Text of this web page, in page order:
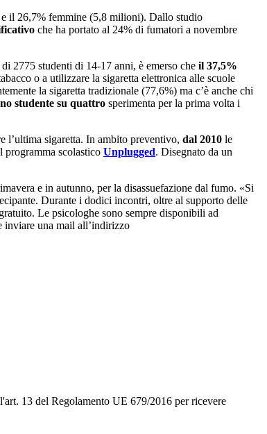
il 26,7% femmine (5,8 milioni). Dallo studio
che ha portato al 24% di fumatori a novembre
2775 studenti di 14-17 anni, è emerso che il 37,5%
o a utilizzare la sigaretta elettronica alle scuole
la sigaretta tradizionale (77,6%) ma c’è anche chi
studente su quattro sperimenta per la prima volta i
l’ultima sigaretta. In ambito preventivo, dal 2010 le
scolastico Unplugged. Disegnato da un
e in autunno, per la disassuefazione dal fumo. «Si
Durante i dodici incontri, oltre al supporto delle
Le psicologhe sono sempre disponibili ad
inviare una mail all’indirizzo
13 del Regolamento UE 679/2016 per ricevere